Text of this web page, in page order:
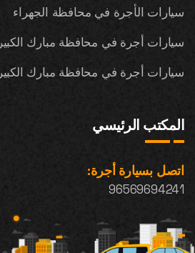
سيارات الأجرة في محافظة الجهراء
سيارات أجرة في محافظة مبارك الكبير
سيارات أجرة في محافظة مبارك الكبير
المكتب الرئيسي
اتصل بسيارة أجرة:
96569694241